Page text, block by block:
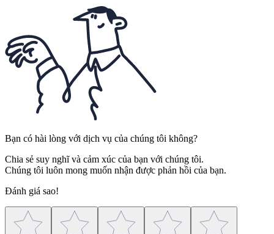
Bạn có hài lòng với dịch vụ của chúng tôi không?
Chia sẻ suy nghĩ và cảm xúc của bạn với chúng tôi.
Chúng tôi luôn mong muốn nhận được phản hồi của bạn.
Đánh giá sao!